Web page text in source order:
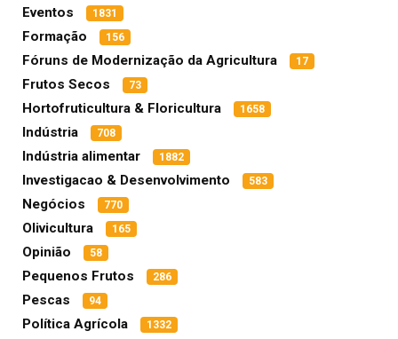
Eventos 1831
Formação 156
Fóruns de Modernização da Agricultura 17
Frutos Secos 73
Hortofruticultura & Floricultura 1658
Indústria 708
Indústria alimentar 1882
Investigacao & Desenvolvimento 583
Negócios 770
Olivicultura 165
Opinião 58
Pequenos Frutos 286
Pescas 94
Política Agrícola 1332